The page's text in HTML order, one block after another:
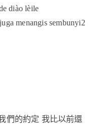
diào lèile
menangis sembunyi2
們的約定 我比以前還